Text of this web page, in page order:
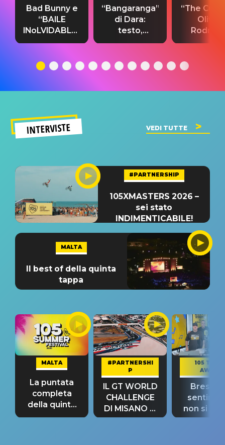
Bad Bunny e
“BAILE
INoLVIDABLE”:
testo,
significato
“Bangaranga”
di Dara:
testo,
traduzione e
del singolo
“The
Olivia
testo,
INTERVISTE VEDI TUTTE
#PARTNERSHIP
105XMASTERS 2026 –
sei stato
INDIMENTICABILE!
MALTA
Il best of della quinta
tappa
MALTA
La puntata
completa
della quinta
tappa
#PARTNERSHI
P
IL GT WORLD
CHALLENGE
DI MISANO si
riconferma
105 TAKE
AWAY
Bresh:
non si
fino alla